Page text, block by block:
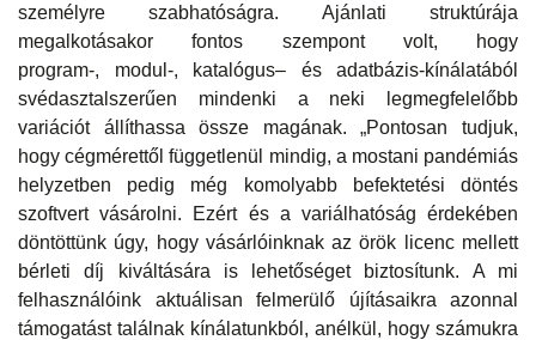
személyre szabhatóságra. Ajánlati struktúrája
megalkotásakor fontos szempont volt, hogy
program-, modul-, katalógus– és adatbázis-kínálatából
svédasztalszerűen mindenki a neki legmegfelelőbb
variációt állíthassa össze magának. „Pontosan tudjuk,
hogy cégmérettől függetlenül mindig, a mostani pandémiás
helyzetben pedig még komolyabb befektetési döntés
szoftvert vásárolni. Ezért és a variálhatóság érdekében
döntöttünk úgy, hogy vásárlóinknak az örök licenc mellett
bérleti díj kiváltására is lehetőséget biztosítunk. A mi
felhasználóink aktuálisan felmerülő újításaikra azonnal
támogatást találnak kínálatunkból, anélkül, hogy számukra